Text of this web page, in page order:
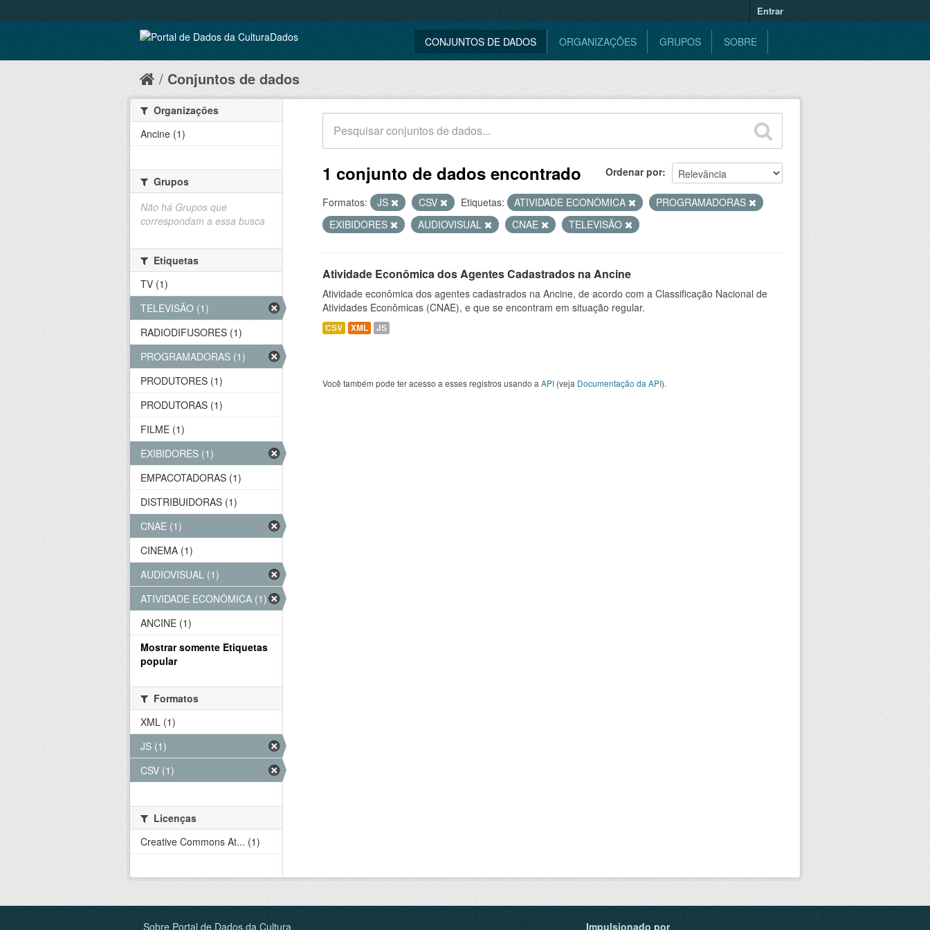
Entrar
CONJUNTOS DE DADOS ORGANIZAÇÕES GRUPOS SOBRE
Conjuntos de dados
Ordenar por
1 conjunto de dados encontrado
Formatos: JS CSV Etiquetas: ATIVIDADE ECONÔMICA
PROGRAMADORAS
EXIBIDORES
AUDIOVISUAL CNAE TELEVISÃO
Atividade Econômica dos Agentes Cadastrados na Ancine
Atividade econômica dos agentes cadastrados na Ancine, de acordo com a Classificação Nacional de
Atividades Econômicas (CNAE), e que se encontram em situação regular.
CSV XML JS
Você também pode ter acesso a esses registros usando a API (veja Documentação da API).
Organizações
Ancine (1)
Grupos
Não há Grupos que
correspondam a essa busca
Etiquetas
TV (1)
TELEVISÃO (1)
RADIODIFUSORES (1)
PROGRAMADORAS (1)
PRODUTORES (1)
PRODUTORAS (1)
FILME (1)
EXIBIDORES (1)
EMPACOTADORAS (1)
DISTRIBUIDORAS (1)
CNAE (1)
CINEMA (1)
AUDIOVISUAL (1)
ATIVIDADE ECONÔMICA (1)
ANCINE (1)
Mostrar somente Etiquetas
popular
Formatos
XML (1)
JS (1)
CSV (1)
Licenças
Creative Commons At... (1)
Sobre Portal de Dados da Cultura Impulsionado por